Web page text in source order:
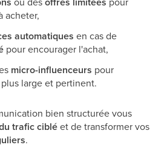
acheter,
automatiques en cas de
pour encourager l'achat,
micro-influenceurs pour
large et pertinent.
bien structurée vous
trafic cibléet de transformer vos
.